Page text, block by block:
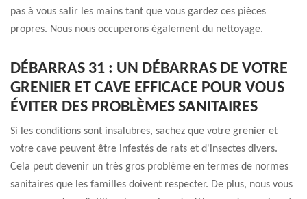
pas à vous salir les mains tant que vous gardez ces pièces
propres. Nous nous occuperons également du nettoyage.
DÉBARRAS 31 : UN DÉBARRAS DE VOTRE
GRENIER ET CAVE EFFICACE POUR VOUS
ÉVITER DES PROBLÈMES SANITAIRES
Si les conditions sont insalubres, sachez que votre grenier et
votre cave peuvent être infestés de rats et d'insectes divers.
Cela peut devenir un très gros problème en termes de normes
sanitaires que les familles doivent respecter. De plus, nous vous